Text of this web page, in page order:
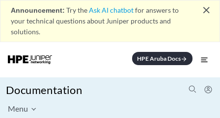
Announcement: Try theAsk AI chatbotfor answers to
your technical questions about Juniper products and
solutions.
close
HPE Aruba Docsarrow_forward
Documentation
Menu